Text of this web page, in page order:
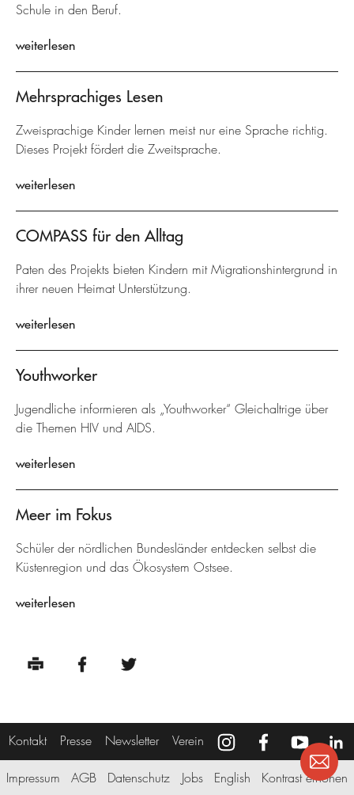
Schule in den Beruf.
weiterlesen
Mehrsprachiges Lesen
Zweisprachige Kinder lernen meist nur eine Sprache richtig.
Dieses Projekt fördert die Zweitsprache.
weiterlesen
COMPASS für den Alltag
Paten des Projekts bieten Kindern mit Migrationshintergrund in
ihrer neuen Heimat Unterstützung.
weiterlesen
Youthworker
Jugendliche informieren als „Youthworker“ Gleichaltrige über
die Themen HIV und AIDS.
weiterlesen
Meer im Fokus
Schüler der nördlichen Bundesländer entdecken selbst die
Küstenregion und das Ökosystem Ostsee.
weiterlesen
Kontakt Presse Newsletter Verein
Impressum AGB Datenschutz Jobs English Kontrast erhöhen